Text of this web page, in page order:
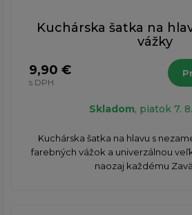
Kuchárska šatka na
vážky
9,90 €
s DPH
Skladom, piatok 7.
​Kuchárska šatka na hlavu s
farebných vážok a univerzálnou
naozaj každému